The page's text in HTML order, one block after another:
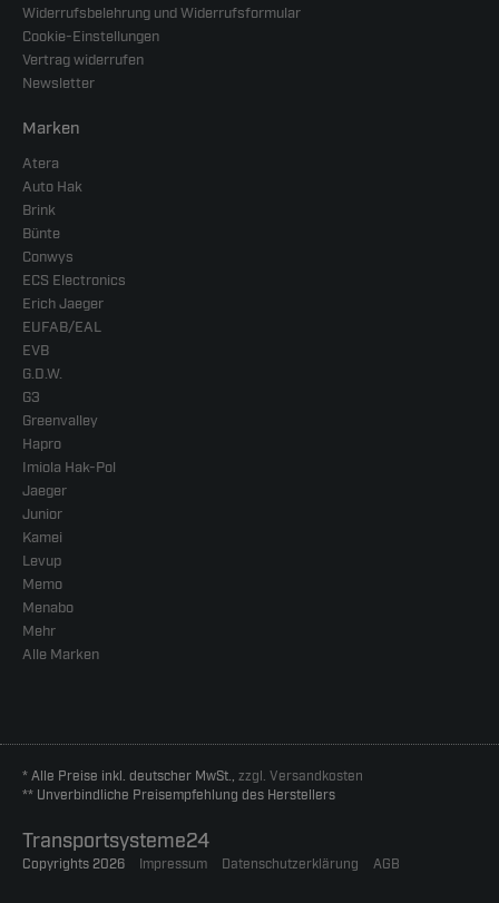
Widerrufsbelehrung und Widerrufsformular
Cookie-Einstellungen
Vertrag widerrufen
Newsletter
Marken
Atera
Auto Hak
Brink
Bünte
Conwys
ECS Electronics
Erich Jaeger
EUFAB/EAL
EVB
G.D.W.
G3
Greenvalley
Hapro
Imiola Hak-Pol
Jaeger
Junior
Kamei
Levup
Memo
Menabo
Mehr
Alle Marken
* Alle Preise inkl. deutscher MwSt., zzgl. Versandkosten
** Unverbindliche Preisempfehlung des Herstellers
Transportsysteme24
Copyrights 2026 Impressum Datenschutzerklärung AGB